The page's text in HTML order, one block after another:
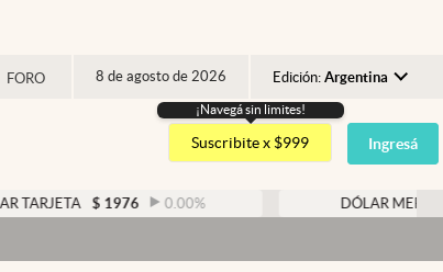
FORO 8 de agosto de 2026 Edición: Argentina
Argentina
España
USA
¡Navegá sin limites!
Suscribite x $999 Ingresá
$ 1976 0.00% DÓLAR MEP $ 1526,03